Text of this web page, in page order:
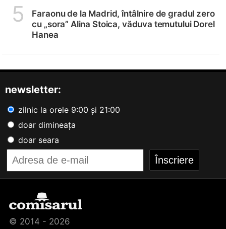
5
Faraonu de la Madrid, întâlnire de gradul zero
cu „sora” Alina Stoica, văduva temutului Dorel
Hanea
newsletter:
zilnic la orele 9:00 și 21:00
doar dimineața
doar seara
© 2014 - 2026